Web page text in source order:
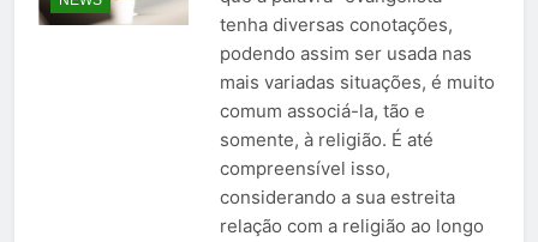
tenha diversas conotações,
podendo assim ser usada nas
mais variadas situações, é muito
comum associá-la, tão e
somente, à religião. É até
compreensível isso,
considerando a sua estreita
relação com a religião ao longo